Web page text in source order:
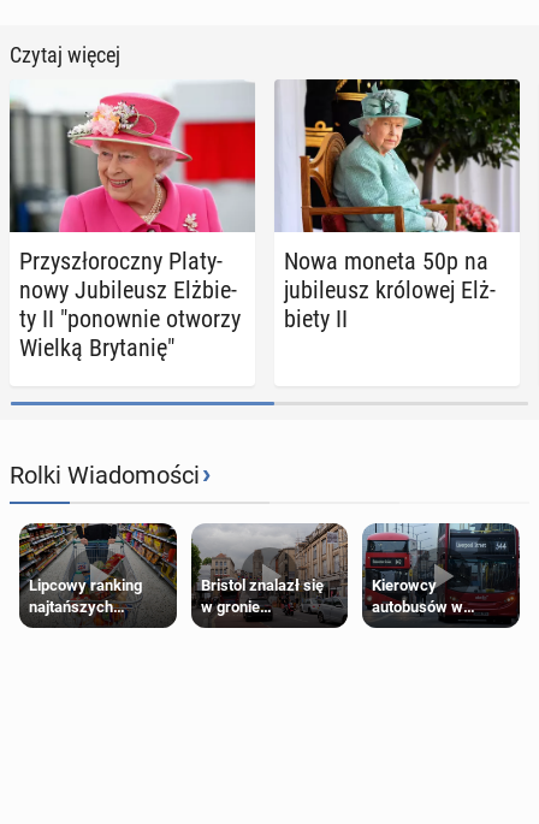
Czytaj więcej
Przy­szło­rocz­ny Pla­ty­
no­wy Ju­bi­le­usz Elż­bie­
ty II "po­now­nie otworzy
Wielką Bry­ta­nię"
Nowa moneta 50p na
ju­bi­le­usz kró­lo­wej Elż­
bie­ty II
Rolki Wiadomości›
Lipcowy ranking
najtańszych
supermarketów
Bristol znalazł się
w gronie
najlepszych
Kierowcy
autobusów w
Londynie